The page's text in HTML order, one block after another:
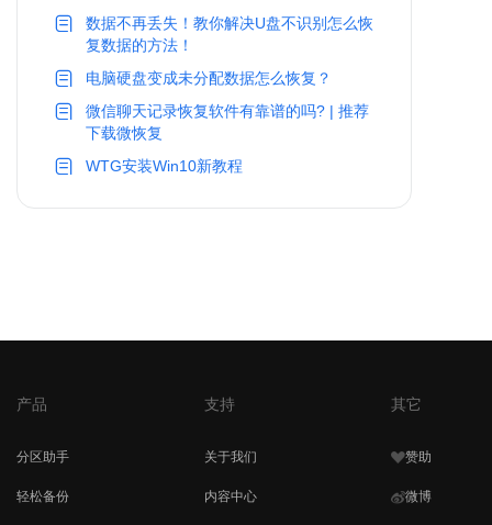
数据不再丢失！教你解决U盘不识别怎么恢
复数据的方法！
电脑硬盘变成未分配数据怎么恢复？
微信聊天记录恢复软件有靠谱的吗? | 推荐
下载微恢复
WTG安装Win10新教程
产品
分区助手
轻松备份
支持
关于我们
内容中心
其它
赞助
微博